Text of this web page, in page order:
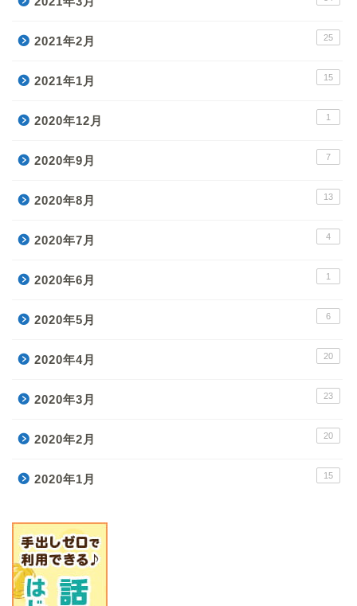
2021年2月 25
2021年1月 15
2020年12月 1
2020年9月 7
2020年8月 13
2020年7月 4
2020年6月 1
2020年5月 6
2020年4月 20
2020年3月 23
2020年2月 20
2020年1月 15